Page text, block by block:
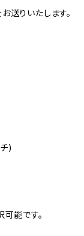
送りいたします。
)
能です。